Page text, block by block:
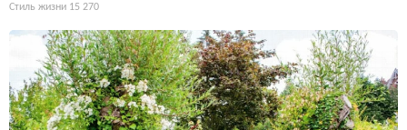
Стиль жизни 15 270